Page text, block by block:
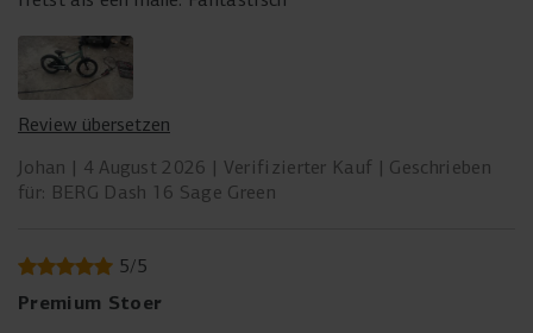
GESCHLOSSENER KETTENSCHUTZ
BERG Dash 16 deckt die Kette komplett ab. Das schützt
nicht nur die Kleidung der kleinen Fahrer vor Schmutz und
Komfort und Style, perfekt für kleine Abenteurer.
Maximale Belastun
40 kg
Werkzeug (inklusive)
15 mm Maulschlüssel zum Montieren der Pedale. Kombi-
Inbusschlüssel 4/5 mm zur Montage von Lenker, Sattel und
Laufrädern.
89 x 21 x 48 cm
Review übersetzen
Johan
4 August 2026 Verifizierter Kauf
Geschrieben
für: BERG Dash 16 Sage Green
5/5
Premium Stoer